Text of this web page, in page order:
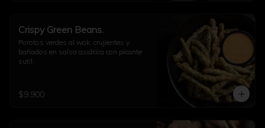
Crispy Green Beans.
Porotos verdes al wok, crujientes y
bañados en salsa asiática con picante
sutil.
$9.900